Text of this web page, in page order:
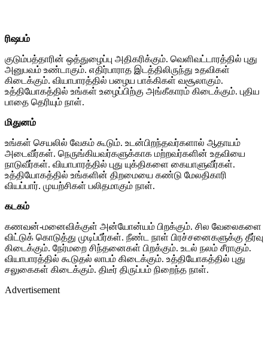
ரிஷபம்
குடும்பத்தாரின் ஒத்துழைப்பு அதிகரிக்கும். வெளிவட்டாரத்தில் புது
அனுபவம் உண்டாகும். எதிர்பாராத இடத்திலிருந்து உதவிகள்
கிடைக்கும். வியாபாரத்தில் பழைய பாக்கிகள் வசூலாகும்.
உத்தியோகத்தில் உங்கள் உழைப்பிற்கு அங்கீகாரம் கிடைக்கும். புதிய
பாதை தெரியும் நாள்.
மிதுனம்
உங்கள் செயலில் வேகம் கூடும். உடன்பிறந்தவர்களால் ஆதாயம்
அடைவீர்கள். நெருங்கியவர்களுக்காக மற்றவர்களின் உதவியை
நாடுவீர்கள். வியாபாரத்தில் புது யுக்திகளை கையாளுவீர்கள்.
உத்தியோகத்தில் உங்களின் திறமையை கண்டு மேலதிகாரி
வியப்பார். முயற்சிகள் பலிதமாகும் நாள்.
கடகம்
கணவன்-மனைவிக்குள் அன்யோன்யம் பிறக்கும். சில வேலைகளை
விட்டுக் கொடுத்து முடிப்பீர்கள். நீண்ட நாள் பிரச்சனைகளுக்கு தீர்வு
கிடைக்கும். நேர்மறை சிந்தனைகள் பிறக்கும். உடல் நலம் சீராகும்.
வியாபாரத்தில் கூடுதல் லாபம் கிடைக்கும். உத்தியோகத்தில் புது
சலுகைகள் கிடைக்கும். திடீர் திருப்பம் நிறைந்த நாள்.
Advertisement